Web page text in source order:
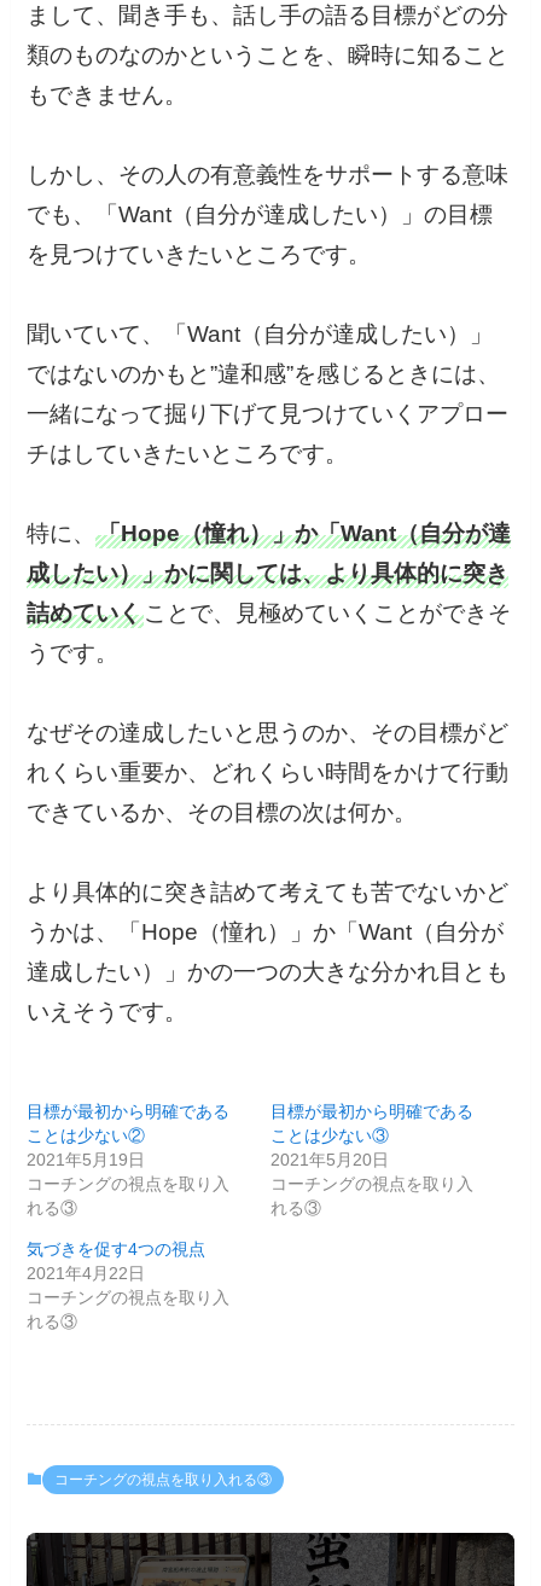
まして、聞き手も、話し手の語る目標がどの分
類のものなのかということを、瞬時に知ること
もできません。
しかし、その人の有意義性をサポートする意味
でも、「Want（自分が達成したい）」の目標
を見つけていきたいところです。
聞いていて、「Want（自分が達成したい）」
ではないのかもと”違和感”を感じるときには、
一緒になって掘り下げて見つけていくアプロー
チはしていきたいところです。
特に、「Hope（憧れ）」か「Want（自分が達
成したい）」かに関しては、より具体的に突き
詰めていくことで、見極めていくことができそ
うです。
なぜその達成したいと思うのか、その目標がど
れくらい重要か、どれくらい時間をかけて行動
できているか、その目標の次は何か。
より具体的に突き詰めて考えても苦でないかど
うかは、「Hope（憧れ）」か「Want（自分が
達成したい）」かの一つの大きな分かれ目とも
いえそうです。
目標が最初から明確である
ことは少ない②
2021年5月19日
コーチングの視点を取り入
れる③
目標が最初から明確である
ことは少ない③
2021年5月20日
コーチングの視点を取り入
れる③
気づきを促す4つの視点
2021年4月22日
コーチングの視点を取り入
れる③
コーチングの視点を取り入れる③